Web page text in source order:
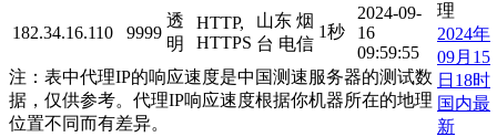
182.34.16.110 9999
透
明
HTTP,
HTTPS
山东 烟
台 电信
1秒
2024-09-
16
09:59:55
注：表中代理IP的响应速度是中国测速服务器的测试数
据，仅供参考。代理IP响应速度根据你机器所在的地理
位置不同而有差异。
理
2024年
09月15
日18时
国内最
新